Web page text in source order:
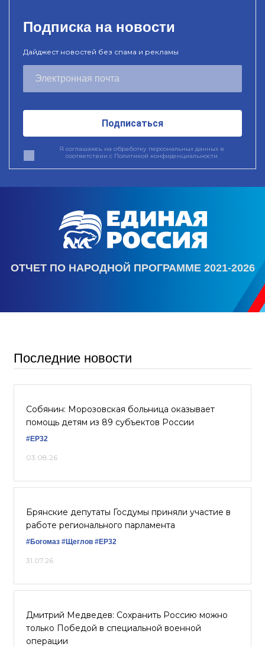
Подписка на новости
Дайджест новостей без спама и рекламы
Подписаться
Я соглашаюсь на обработку персональных данных в
соответствии с Политикой конфиденциальности
ОТЧЕТ ПО НАРОДНОЙ ПРОГРАММЕ 2021-2026
Последние новости
Собянин: Морозовская больница оказывает
помощь детям из 89 субъектов России
#ЕР32
03.08.26
Брянские депутаты Госдумы приняли участие в
работе регионального парламента
#Богомаз #Щеглов #ЕР32
31.07.26
Дмитрий Медведев: Сохранить Россию можно
только Победой в специальной военной
операции